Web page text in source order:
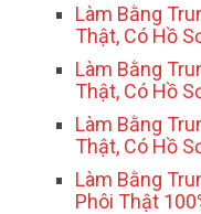
Làm Bằng
Thật, Có Hồ
Làm Bằng
Thật, Có Hồ
Làm Bằng
Thật, Có Hồ
Làm Bằng
Phôi Thật